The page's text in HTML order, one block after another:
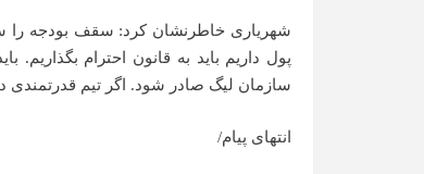
شهریاری خاطرنشان کرد: سقف بودجه را
پول داریم باید به قانون احترام
سازمان لیگ صادر شود. اگر تیم قدرتمندی در
انتهای پیام/